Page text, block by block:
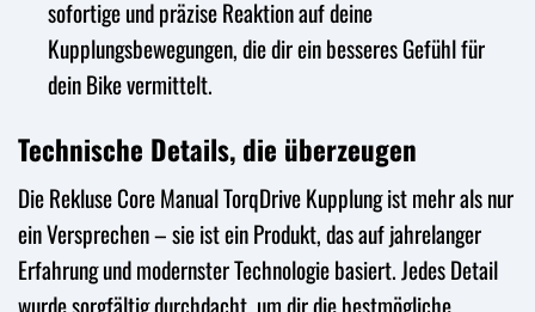
sofortige und präzise Reaktion auf deine
Kupplungsbewegungen, die dir ein besseres Gefühl für
dein Bike vermittelt.
Technische Details, die überzeugen
Die Rekluse Core Manual TorqDrive Kupplung ist mehr als nur
ein Versprechen – sie ist ein Produkt, das auf jahrelanger
Erfahrung und modernster Technologie basiert. Jedes Detail